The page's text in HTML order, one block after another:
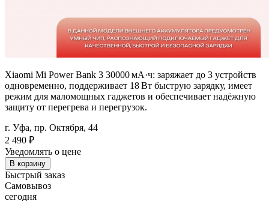
Xiaomi Mi Power Bank 3 30000 мА·ч: заряжает до 3 устройств
одновременно, поддерживает 18 Вт быструю зарядку, имеет
режим для маломощных гаджетов и обеспечивает надёжную
защиту от перегрева и перегрузок.
г. Уфа, пр. Октября, 44
2 490 ₽
Уведомлять о цене
В корзину
Быстрый заказ
Самовывоз
сегодня